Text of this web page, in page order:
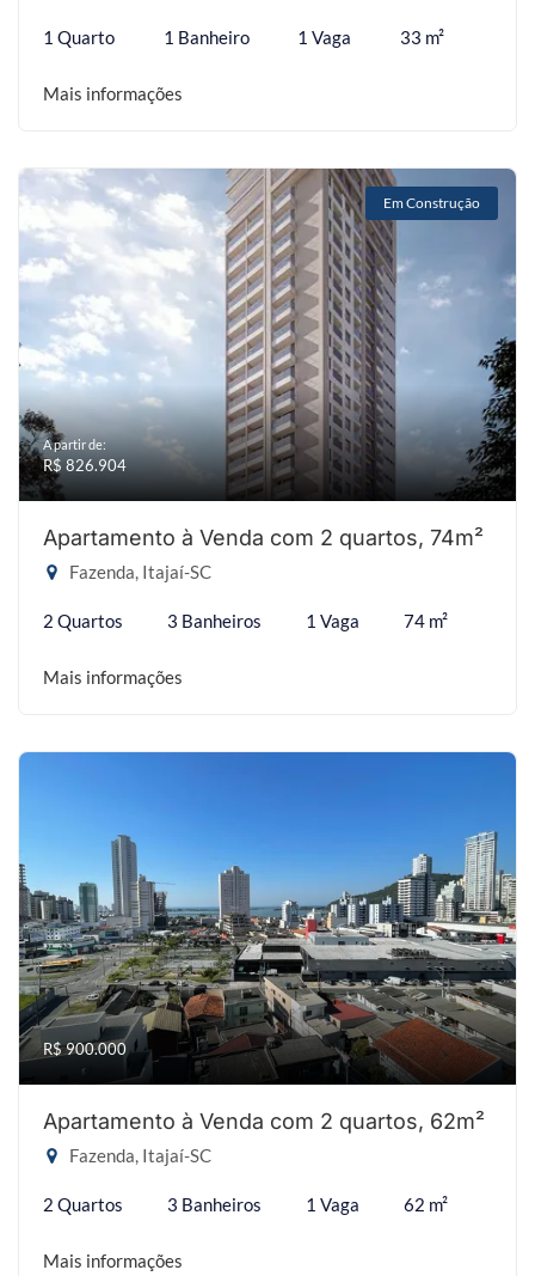
1 Quarto 1 Banheiro 1 Vaga 33 m²
Mais informações
Em Construção
A partir de:
R$ 826.904
Apartamento à Venda com 2 quartos, 74m²
Fazenda, Itajaí-SC
2 Quartos 3 Banheiros 1 Vaga 74 m²
Mais informações
R$ 900.000
Apartamento à Venda com 2 quartos, 62m²
Fazenda, Itajaí-SC
2 Quartos 3 Banheiros 1 Vaga 62 m²
Mais informações